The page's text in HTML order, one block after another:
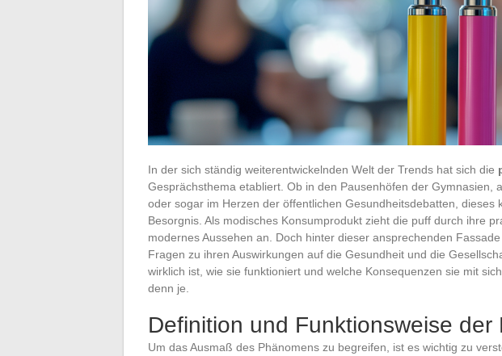
In der sich ständig weiterentwickelnden Welt der Trends hat sich die
Gesprächsthema etabliert. Ob in den Pausenhöfen der Gymnasien,
oder sogar im Herzen der öffentlichen Gesundheitsdebatten, dieses
Besorgnis. Als modisches Konsumprodukt zieht die puff durch ihre
modernes Aussehen an. Doch hinter dieser ansprechenden
Fragen zu ihren Auswirkungen auf die Gesundheit und die
wirklich ist, wie sie funktioniert und welche Konsequenzen sie mit
denn je.
Definition und Funktionsweise der
Um das Ausmaß des Phänomens zu begreifen, ist es wichtig zu